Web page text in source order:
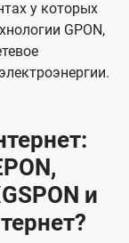
у которых
GPON,
и